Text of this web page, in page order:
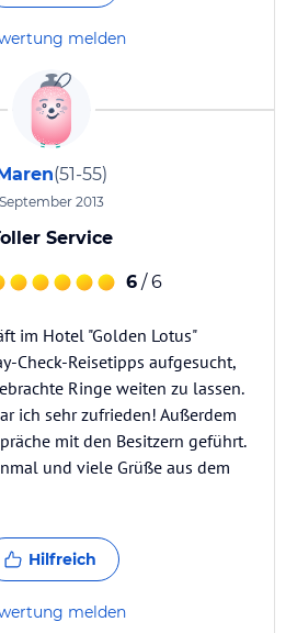
melden
(51-55)
September 2013
Service
6 / 6
im Hotel "Golden Lotus"
Check-Reisetipps aufgesucht,
Ringe weiten zu lassen.
ich sehr zufrieden! Außerdem
mit den Besitzern geführt.
und viele Grüße aus dem
Hilfreich
melden